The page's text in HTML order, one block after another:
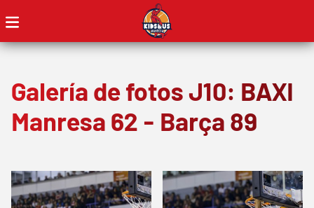
Galería de fotos J10: BAXI
Manresa 62 - Barça 89